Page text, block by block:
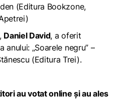
(Editura Bookzone,
Daniel David, a oferit
„Soarele negru” –
(Editura Trei).
au votat online și au ales